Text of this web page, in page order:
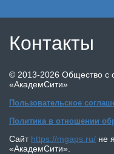
Контакты
© 2013-2026 Общество с
«АкадемСити»
Пользовательское
Политика в отношении
Сайт https://mgaps.ru/ не
«АкадемСити»